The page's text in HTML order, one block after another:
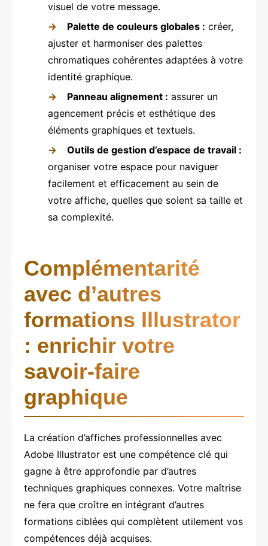
visuel de votre message.
Palette de couleurs globales : créer,
ajuster et harmoniser des palettes
chromatiques cohérentes adaptées à votre
identité graphique.
Panneau alignement : assurer un
agencement précis et esthétique des
éléments graphiques et textuels.
Outils de gestion d’espace de travail :
organiser votre espace pour naviguer
facilement et efficacement au sein de
votre affiche, quelles que soient sa taille et
sa complexité.
Complémentarité
avec d’autres
formations Illustrator
: enrichir votre
savoir-faire
graphique
La création d’affiches professionnelles avec
Adobe Illustrator est une compétence clé qui
gagne à être approfondie par d’autres
techniques graphiques connexes. Votre maîtrise
ne fera que croître en intégrant d’autres
formations ciblées qui complètent utilement vos
compétences déjà acquises.